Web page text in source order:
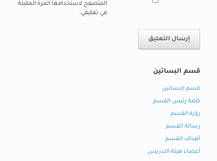
المتصفح لاستخدامها المرة المقبلة
في تعليقي.
قسم البساتين
قسم البساتين
كلمة رئيس القسم
رؤية القسم
رسالة القسم
أهداف القسم
أعضاء هيئة التدريس